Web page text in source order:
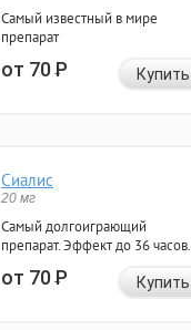
Самый известный в мире
препарат
от 70Р Купить
Сиалис
20 мг
Самый долгоиграющий
препарат. Эффект до 36 часов.
от 70Р Купить